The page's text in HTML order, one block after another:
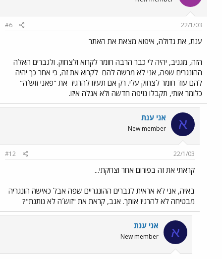
22/1/03
#6
ענת, את גדולה, איפוא מצאת את האתר
הזה, מגניב, יהיה לי כבר הרבה חומר לקרוא ולצחוק. ולגברים האלה
ההונגרים שפה, אני לא מרשה להם לקרוא את זה, כי אחר כך יהיה
להם עוד חומר לצחוק עלי. רק אם תעיזו להרגיז את "פאני זוש´ה"
כלומר אותי, תקבלו נזיפה חדשה ולא אגלה איזו.
א אני ענת
New member
22/1/03
#12
קראתי את זה בפורום אחר וצחקתי...
באיה, אני לא אראית לגברים ההונגריים שפה אבל כאישה הונגריה
מבטיחה לא להרגיז אותך. אגב, קראת את "זוש´ה לא נותנת"?
א אני ענת
New member